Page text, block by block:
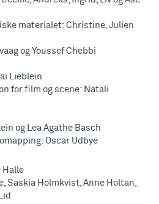
materialet: Christine, Julien
og Youssef Chebbi
Lieblein
for film og scene: Natali
og Lea Agathe Basch
Oscar Udbye
Halle
Saskia Holmkvist, Anne Holtan,